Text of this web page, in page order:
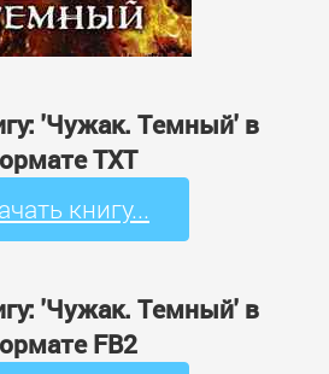
'Чужак. Темный' в
TXT
книгу...
'Чужак. Темный' в
FB2